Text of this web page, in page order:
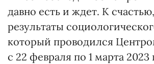
давно есть и ждет. К
результаты
который проводился
с 22 февраля по 1 марта 2023